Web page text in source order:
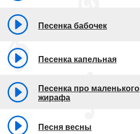
Песенка бабочек
Песенка капельная
Песенка про маленького
жирафа
Песня весны